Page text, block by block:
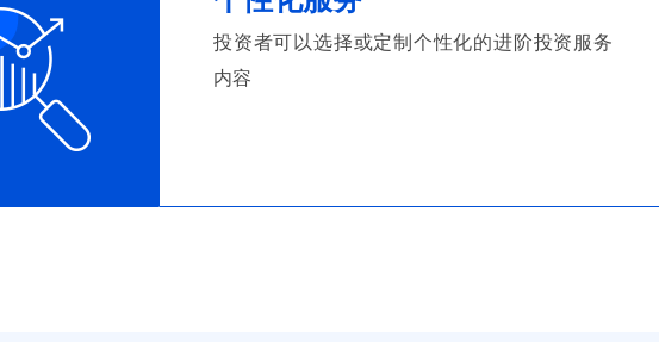
投资者可以选择或定制个性化的进阶投资服务
内容